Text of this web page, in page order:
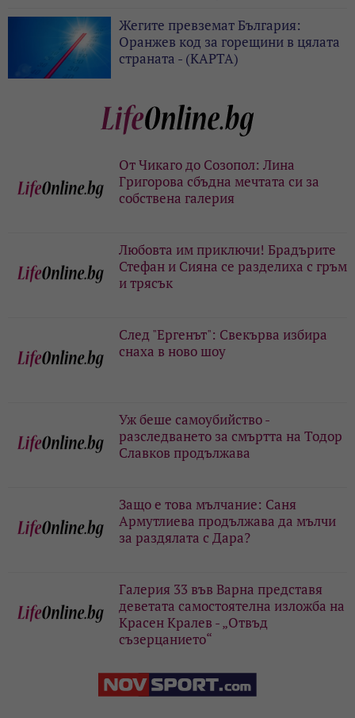
Жегите превземат България:
Оранжев код за горещини в цялата
страната - (КАРТА)
От Чикаго до Созопол: Лина
Григорова сбъдна мечтата си за
собствена галерия
Любовта им приключи! Брадърите
Стефан и Сияна се разделиха с гръм
и трясък
След "Ергенът": Свекърва избира
снаха в ново шоу
Уж беше самоубийство -
разследването за смъртта на Тодор
Славков продължава
Защо е това мълчание: Саня
Армутлиева продължава да мълчи
за раздялата с Дара?
Галерия 33 във Варна представя
деветата самостоятелна изложба на
Красен Кралев - „Отвъд
съзерцанието“